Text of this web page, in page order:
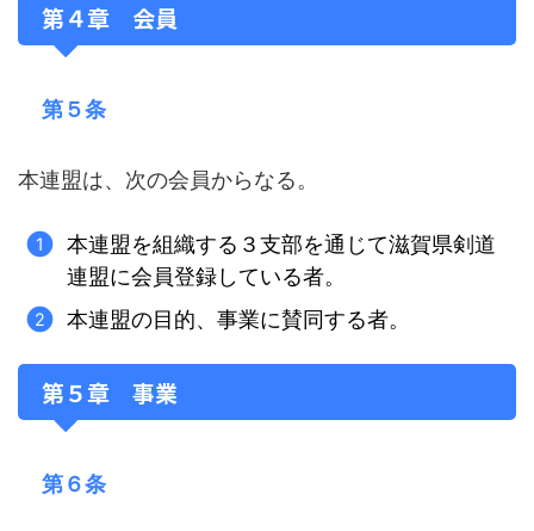
第４章 会員
第５条
本連盟は、次の会員からなる。
本連盟を組織する３支部を通じて滋賀県剣道
連盟に会員登録している者。
本連盟の目的、事業に賛同する者。
第５章 事業
第６条